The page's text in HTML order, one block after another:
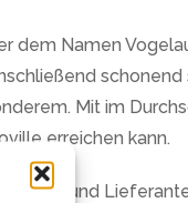
dem Namen
Mit im
erreichen kann.
und